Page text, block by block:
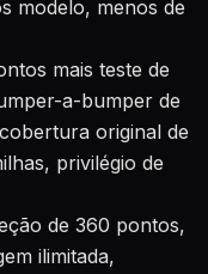
modelo, menos de
mais teste de
a-bumper de
original de
privilégio de
de 360 pontos,
ilimitada,